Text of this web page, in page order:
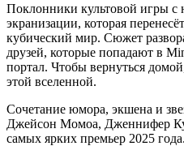
Поклонники культовой игры с
экранизации, которая
кубический мир. Сюжет
друзей, которые попадают в
портал. Чтобы вернуться
этой вселенной.
Сочетание юмора, экшена и
Джейсон Момоа, Дженнифер
самых ярких премьер 2025 года.